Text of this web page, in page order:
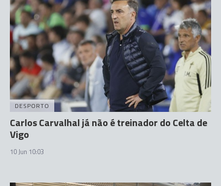
DESPORTO
Carlos Carvalhal já não é treinador do Celta de
Vigo
10 Jun 10:03